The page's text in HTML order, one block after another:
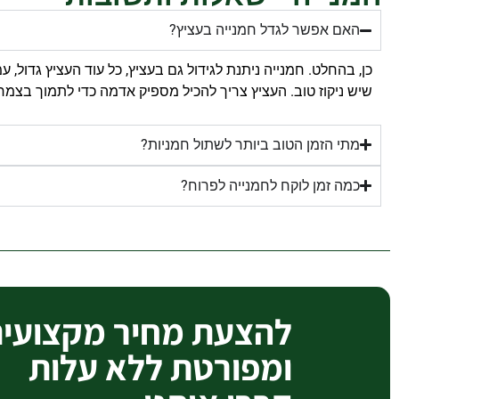
האם אפשר לגדל חמנייה בעציץ?
כן, בהחלט. חמנייה ניתנת לגידול גם בעציץ, כל עוד העציץ
שיש ניקוז טוב. העציץ צריך להכיל מספיק אדמה כדי לתמוך
מתי הזמן הטוב ביותר לשתול חמניות?
כמה זמן לוקח לחמנייה לפרוח?
להצעת מחיר
ומפורטת ללא עלות